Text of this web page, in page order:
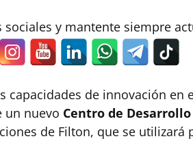
sociales y mantente siempre
capacidades de innovación en
un nuevo Centro de
de Filton, que se utilizará